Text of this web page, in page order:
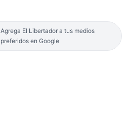
Agrega El Libertador a tus medios
preferidos en Google